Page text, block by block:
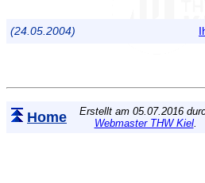
(24.05.2004)
Home
Erstellt am 05.07.2016
Webmaster THW Kiel.